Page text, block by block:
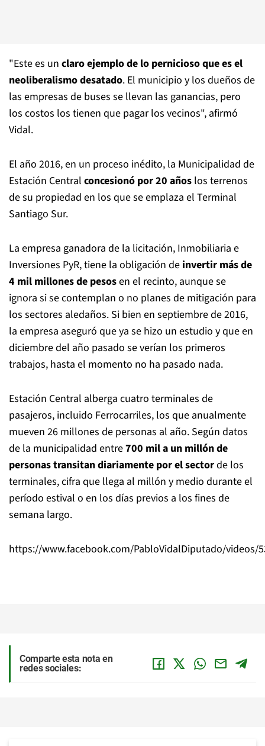
"Este es un claro ejemplo de lo pernicioso que es el
neoliberalismo desatado. El municipio y los dueños de
las empresas de buses se llevan las ganancias, pero
los costos los tienen que pagar los vecinos", afirmó
Vidal.
El año 2016, en un proceso inédito, la Municipalidad de
Estación Central concesionó por 20 años los terrenos
de su propiedad en los que se emplaza el Terminal
Santiago Sur.
La empresa ganadora de la licitación, Inmobiliaria e
Inversiones PyR, tiene la obligación de invertir más de
4 mil millones de pesosen el recinto, aunque se
ignora si se contemplan o no planes de mitigación para
los sectores aledaños. Si bien en septiembre de 2016,
la empresa aseguró que ya se hizo un estudio y que en
diciembre del año pasado se verían los primeros
trabajos, hasta el momento no ha pasado nada.
Estación Central alberga cuatro terminales de
pasajeros, incluido Ferrocarriles, los que anualmente
mueven 26 millones de personas al año. Según datos
de la municipalidad entre700 mil a un millón de
personas transitan diariamente por el sectorde los
terminales, cifra que llega al millón y medio durante el
período estival o en los días previos a los fines de
semana largo.
https://www.facebook.com/PabloVidalDiputado/videos/
Comparte esta nota en
redes sociales: